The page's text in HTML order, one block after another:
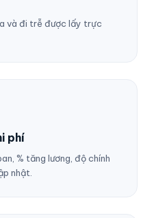
và đi trễ được lấy trực
phí
% tăng lương, độ chính
nhật.